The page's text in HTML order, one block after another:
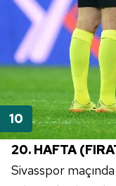
20. HAFTA
Sivasspor